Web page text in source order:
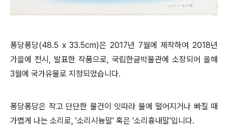
퐁당퐁당(48.5 x 33.5cm)은 2017년 7월에 제작하여 2018년
가을에 전시, 발표한 작품으로, 국립한글박물관에 소장되어 올해
3월에 국가유물로 지정되었습니다.
퐁당퐁당은 작고 단단한 물건이 잇따라 물에 떨어지거나 빠질 때
가볍게 나는 소리로, '소리시늉말' 혹은 '소리흉내말'입니다.